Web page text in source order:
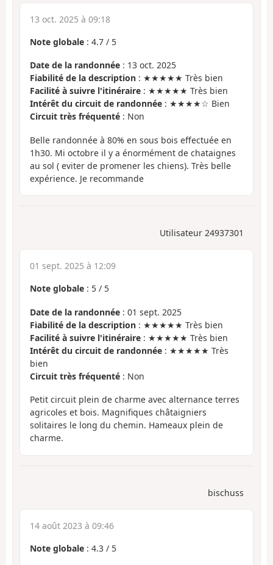
13 oct. 2025 à 09:18
Note globale : 4.7 / 5
Date de la randonnée : 13 oct. 2025
Fiabilité de la description : ★★★★★ Très bien
Facilité à suivre l'itinéraire : ★★★★★ Très bien
Intérêt du circuit de randonnée : ★★★★☆ Bien
Circuit très fréquenté : Non
Belle randonnée à 80% en sous bois effectuée en
1h30. Mi octobre il y a énormément de chataignes
au sol ( eviter de promener les chiens). Très belle
expérience. Je recommande
Utilisateur 24937301
01 sept. 2025 à 12:09
Note globale : 5 / 5
Date de la randonnée : 01 sept. 2025
Fiabilité de la description : ★★★★★ Très bien
Facilité à suivre l'itinéraire : ★★★★★ Très bien
Intérêt du circuit de randonnée : ★★★★★ Très
bien
Circuit très fréquenté : Non
Petit circuit plein de charme avec alternance terres
agricoles et bois. Magnifiques châtaigniers
solitaires le long du chemin. Hameaux plein de
charme.
bischuss
14 août 2023 à 09:46
Note globale : 4.3 / 5